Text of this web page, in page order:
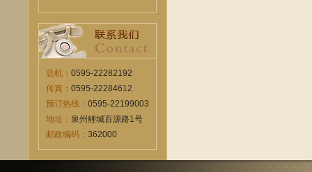
总机： 0595-22282192
传真： 0595-22284612
预订热线： 0595-22199003
地址： 泉州鲤城百源路1号
邮政编码： 362000